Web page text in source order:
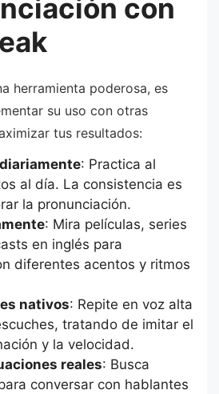
con
herramienta poderosa, es
su uso con otras
tus resultados:
: Practica al
al día. La consistencia es
la pronunciación.
: Mira películas, series
en inglés para
diferentes acentos y ritmos
nativos: Repite en voz alta
tratando de imitar el
y la velocidad.
reales: Busca
conversar con hablantes